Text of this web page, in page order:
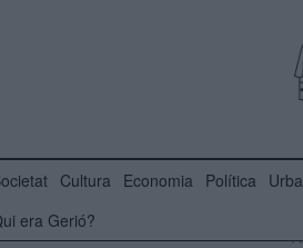
Cultura Economia Política
era Gerió?